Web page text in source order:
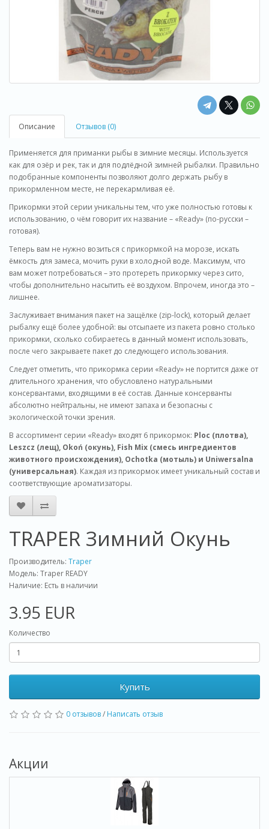
Описание Отзывов (0)
Применяется для приманки рыбы в зимние месяцы. Используется
как для озёр и рек, так и для подлёдной зимней рыбалки. Правильно
подобранные компоненты позволяют долго держать рыбу в
прикормленном месте, не перекармливая её.
Прикормки этой серии уникальны тем, что уже полностью готовы к
использованию, о чём говорит их название – «Ready» (по-русски –
готовая).
Теперь вам не нужно возиться с прикормкой на морозе, искать
ёмкость для замеса, мочить руки в холодной воде. Максимум, что
вам может потребоваться – это протереть прикормку через сито,
чтобы дополнительно насытить её воздухом. Впрочем, иногда это –
лишнее.
Заслуживает внимания пакет на защёлке (zip-lock), который делает
рыбалку ещё более удобной: вы отсыпаете из пакета ровно столько
прикормки, сколько собираетесь в данный момент использовать,
после чего закрываете пакет до следующего использования.
Следует отметить, что прикормка серии «Ready» не портится даже от
длительного хранения, что обусловлено натуральными
консервантами, входящими в её состав. Данные консерванты
абсолютно нейтральны, не имеют запаха и безопасны с
экологической точки зрения.
В ассортимент серии «Ready» входят 6 прикормок: Ploc (плотва),
Leszcz (лещ), Okoń (окунь), Fish Mix (смесь ингредиентов
животного происхождения), Ochotka (мотыль) и Uniwersalna
(универсальная). Каждая из прикормок имеет уникальный состав и
соответствующие ароматизаторы.
TRAPER Зимний Окунь
Производитель: Traper
Модель: Traper READY
Наличие: Есть в наличии
3.95 EUR
Количество
Купить
0 отзывов/ Написать отзыв
Акции